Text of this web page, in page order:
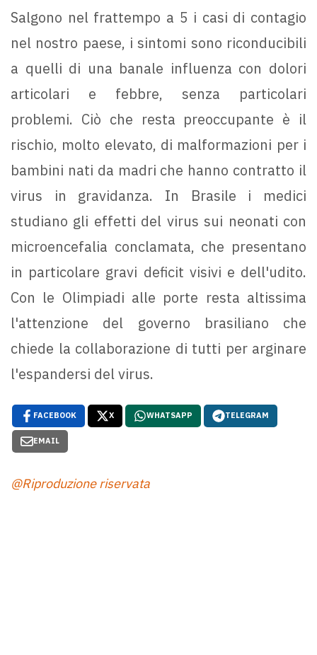
Salgono nel frattempo a 5 i casi di contagio
nel nostro paese, i sintomi sono riconducibili
a quelli di una banale influenza con dolori
articolari e febbre, senza particolari
problemi. Ciò che resta preoccupante è il
rischio, molto elevato, di malformazioni per i
bambini nati da madri che hanno contratto il
virus in gravidanza. In Brasile i medici
studiano gli effetti del virus sui neonati con
microencefalia conclamata, che presentano
in particolare gravi deficit visivi e dell'udito.
Con le Olimpiadi alle porte resta altissima
l'attenzione del governo brasiliano che
chiede la collaborazione di tutti per arginare
l'espandersi del virus.
FACEBOOK X WHATSAPP TELEGRAM
EMAIL
@Riproduzione riservata